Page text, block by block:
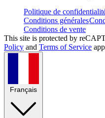
Politique de
Conditions générales
Conditions de vente
This site is protected by
Policy and Terms of Service
Français